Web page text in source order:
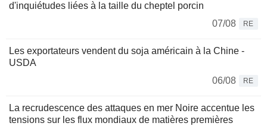
d'inquiétudes liées à la taille du cheptel porcin
07/08
RE
Les exportateurs vendent du soja américain à la Chine -
USDA
06/08
RE
La recrudescence des attaques en mer Noire accentue les
tensions sur les flux mondiaux de matières premières